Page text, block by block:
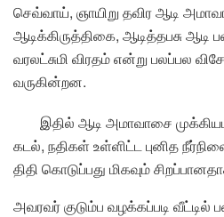
செவ்வாய், ஞாயிறு தவிர ஆடி
ஆடிக்கிருத்திகை, ஆடித்தபசு ஆடி
வரலட்சுமி விரதம் என்று பலப்பல
வருகின்றன.
இதில் ஆடி அமாவாசை
கடல், நதிகள் உள்ளிட்ட புனித
திதி கொடுப்பது மிகவும்
அவரவர் குடும்ப வழக்கப்படி வீட்டில்